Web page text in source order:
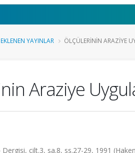
YAYINLAR ÖLÇÜLERININ ARAZIYE
Araziye
cilt.3, sa.8, ss.27-29, 1991